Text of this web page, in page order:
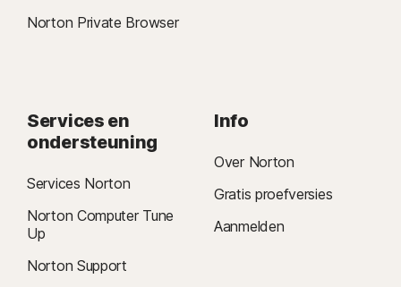
Norton Private Browser
Services en
ondersteuning
Services Norton
Norton Computer Tune
Up
Norton Support
Info
Over Norton
Gratis proefversies
Aanmelden